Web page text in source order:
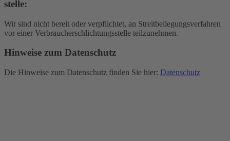
stelle:
Wir sind nicht bereit oder verpflichtet, an Streitbeilegungsverfahren
vor einer Verbraucherschlichtungsstelle teilzunehmen.
Hinweise zum Datenschutz
Die Hinweise zum Datenschutz finden Sie hier: Datenschutz